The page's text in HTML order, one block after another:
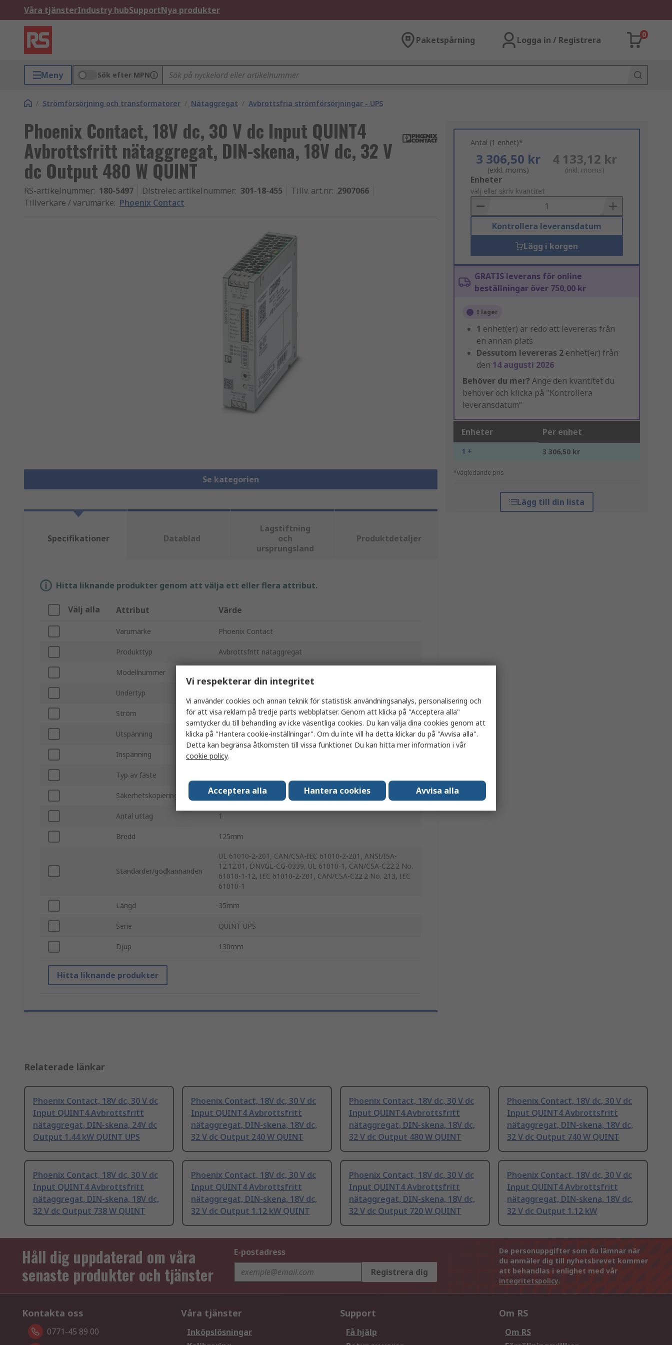
Våra tjänsterIndustry hubSupportNya produkter
Paketspårning Logga in / Registrera
0
Meny Sök efter MPN
/ Strömförsörjning och transformatorer / Nätaggregat / Avbrottsfria strömförsörjningar - UPS
Phoenix Contact, 18V dc, 30 V dc Input QUINT4
Avbrottsfritt nätaggregat, DIN-skena, 18V dc, 32 V
dc Output 480 W QUINT
RS-artikelnummer: 180-5497 Distrelec artikelnummer: 301-18-455 Tillv. art.nr: 2907066
Tillverkare / varumärke: Phoenix Contact
Se kategorien
Antal (1 enhet)*
3 306,50 kr
(exkl. moms)
4 133,12 kr
(inkl. moms)
Add
to
Basket
Enheter
välj eller skriv kvantitet
Kontrollera leveransdatum
Lägg i korgen
GRATIS leverans för online
beställningar över 750,00 kr
I lager
1 enhet(er) är redo att levereras från
en annan plats
Dessutom levereras 2 enhet(er) från
den 14 augusti 2026
Behöver du mer? Ange den kvantitet du
behöver och klicka på "Kontrollera
leveransdatum"
Enheter Per enhet
1 + 3 306,50 kr
*vägledande pris
Lägg till din lista
Specifikationer Datablad
Lagstiftning
och
ursprungsland
Produktdetaljer
Hitta liknande produkter genom att välja ett eller flera attribut.
Välj alla Attribut Värde
Varumärke Phoenix Contact
Produkttyp Avbrottsfritt nätaggregat
Modellnummer
Undertyp
Ström 480W
Utspänning 18, 32V dc
Inspänning 18, 30V dc
Typ av fäste
Säkerhetskopieringstid 25min
Antal uttag 1
Bredd 125mm
Standarder/godkännanden
UL 61010-2-201, CAN/CSA-IEC 61010-2-201, ANSI/ISA-
12.12.01, DNVGL-CG-0339, UL 61010-1, CAN/CSA-C22.2 No.
61010-1-12, IEC 61010-2-201, CAN/CSA-C22.2 No. 213, IEC
61010-1
Längd 35mm
Serie QUINT UPS
Djup 130mm
Hitta liknande produkter
Relaterade länkar
Phoenix Contact, 18V dc, 30 V dc
Input QUINT4 Avbrottsfritt
nätaggregat, DIN-skena, 24V dc
Output 1.44 kW QUINT UPS
Phoenix Contact, 18V dc, 30 V dc
Input QUINT4 Avbrottsfritt
nätaggregat, DIN-skena, 18V dc,
32 V dc Output 240 W QUINT
Phoenix Contact, 18V dc, 30 V dc
Input QUINT4 Avbrottsfritt
nätaggregat, DIN-skena, 18V dc,
32 V dc Output 480 W QUINT
Phoenix Contact, 18V dc, 30 V dc
Input QUINT4 Avbrottsfritt
nätaggregat, DIN-skena, 18V dc,
32 V dc Output 740 W QUINT
Phoenix Contact, 18V dc, 30 V dc
Input QUINT4 Avbrottsfritt
nätaggregat, DIN-skena, 18V dc,
32 V dc Output 738 W QUINT
Phoenix Contact, 18V dc, 30 V dc
Input QUINT4 Avbrottsfritt
nätaggregat, DIN-skena, 18V dc,
32 V dc Output 1.12 kW QUINT
Phoenix Contact, 18V dc, 30 V dc
Input QUINT4 Avbrottsfritt
nätaggregat, DIN-skena, 18V dc,
32 V dc Output 720 W QUINT
Phoenix Contact, 18V dc, 30 V dc
Input QUINT4 Avbrottsfritt
nätaggregat, DIN-skena, 18V dc,
32 V dc Output 1.12 kW
Håll dig uppdaterad om våra
senaste produkter och tjänster
E-postadress
Registrera dig
De personuppgifter som du lämnar när
du anmäler dig till nyhetsbrevet kommer
att behandlas i enlighet med vår
integritetspolicy.
Kontakta oss
0771-45 89 00
Våra tjänster
Inköpslösningar
Support
Få hjälp
Om RS
Om RS
Vi respekterar din integritet
Vi använder cookies och annan teknik för statistisk användningsanalys, personalisering och
för att visa reklam på tredje parts webbplatser. Genom att klicka på "Acceptera alla"
samtycker du till behandling av icke väsentliga cookies. Du kan välja dina cookies genom att
klicka på "Hantera cookie-inställningar". Om du inte vill ha detta klickar du på "Avvisa alla".
Detta kan begränsa åtkomsten till vissa funktioner. Du kan hitta mer information i vår
cookie policy.
Acceptera alla Hantera cookies Avvisa alla